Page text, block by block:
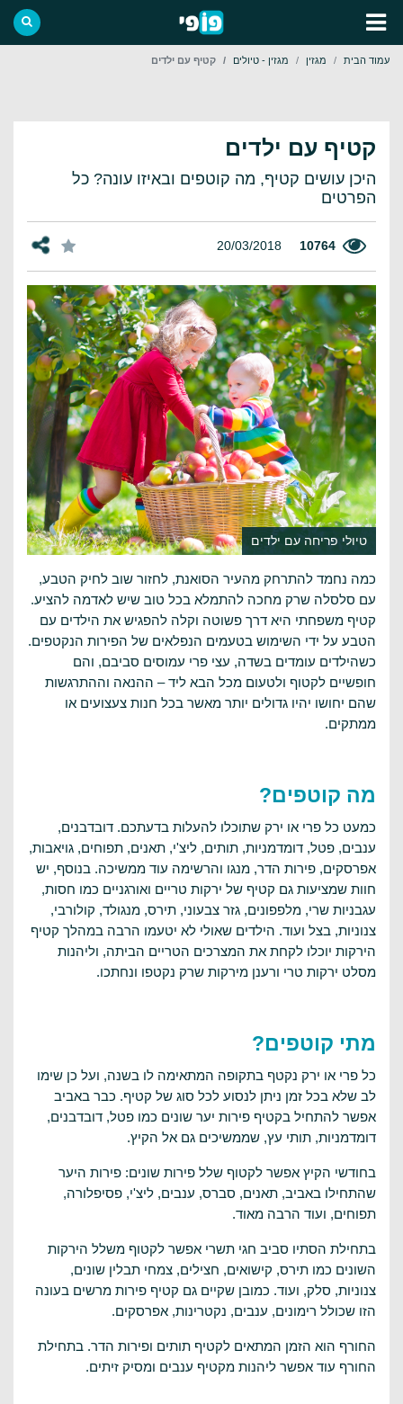
עמוד הבית מגזין מגזין - טיולים קטיף עם ילדים
קטיף עם ילדים
היכן עושים קטיף, מה קוטפים ובאיזו עונה? כל
הפרטים
10764
20/03/2018
טיולי פריחה עם ילדים
כמה נחמד להתרחק מהעיר הסואנת, לחזור שוב לחיק הטבע,
עם סלסלה שרק מחכה להתמלא בכל טוב שיש לאדמה להציע.
קטיף משפחתי היא דרך פשוטה וקלה להפגיש את הילדים עם
הטבע על ידי השימוש בטעמים הנפלאים של הפירות הנקטפים.
כשהילדים עומדים בשדה, עצי פרי עמוסים סביבם, והם
חופשיים לקטוף ולטעום מכל הבא ליד – ההנאה וההתרגשות
שהם יחושו יהיו גדולים יותר מאשר בכל חנות צעצועים או
ממתקים.
מה קוטפים?
כמעט כל פרי או ירק שתוכלו להעלות בדעתכם. דובדבנים,
ענבים, פטל, דומדמניות, תותים, ליצ'י, תאנים, תפוחים, גויאבות,
אפרסקים, פירות הדר, מנגו והרשימה עוד ממשיכה. בנוסף, יש
חוות שמציעות גם קטיף של ירקות טריים ואורגניים כמו חסות,
עגבניות שרי, מלפפונים, גזר צבעוני, תירס, מנגולד, קולורבי,
צנוניות, בצל ועוד. הילדים שאולי לא יטעמו הרבה במהלך קטיף
הירקות יוכלו לקחת את המצרכים הטריים הביתה, וליהנות
מסלט ירקות טרי ורענן מירקות שרק נקטפו ונחתכו.
מתי קוטפים?
כל פרי או ירק נקטף בתקופה המתאימה לו בשנה, ועל כן שימו
לב שלא בכל זמן ניתן לנסוע לכל סוג של קטיף. כבר באביב
אפשר להתחיל בקטיף פירות יער שונים כמו פטל, דובדבנים,
דומדמניות, תותי עץ, שממשיכים גם אל הקיץ.
בחודשי הקיץ אפשר לקטוף שלל פירות שונים: פירות היער
שהתחילו באביב, תאנים, סברס, ענבים, ליצ'י, פסיפלורה,
תפוחים, ועוד הרבה מאוד.
בתחילת הסתיו סביב חגי תשרי אפשר לקטוף משלל הירקות
השונים כמו תירס, קישואים, חצילים, צמחי תבלין שונים,
צנוניות, סלק, ועוד. כמובן שקיים גם קטיף פירות מרשים בעונה
הזו שכולל רימונים, ענבים, נקטרינות, אפרסקים.
החורף הוא הזמן המתאים לקטיף תותים ופירות הדר. בתחילת
החורף עוד אפשר ליהנות מקטיף ענבים ומסיק זיתים.